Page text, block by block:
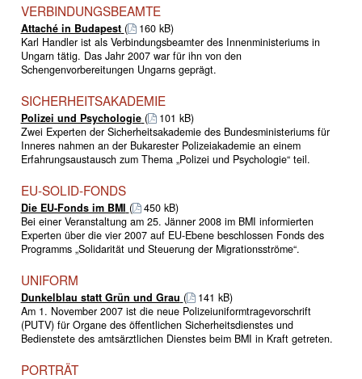
VERBINDUNGSBEAMTE
Attaché in Budapest (
160 kB)
Karl Handler ist als Verbindungsbeamter des Innenministeriums in
Ungarn tätig. Das Jahr 2007 war für ihn von den
Schengenvorbereitungen Ungarns geprägt.
SICHERHEITSAKADEMIE
Polizei und Psychologie (
101 kB)
Zwei Experten der Sicherheitsakademie des Bundesministeriums für
Inneres nahmen an der Bukarester Polizeiakademie an einem
Erfahrungsaustausch zum Thema „Polizei und Psychologie“ teil.
EU-SOLID-FONDS
Die EU-Fonds im BMI (
450 kB)
Bei einer Veranstaltung am 25. Jänner 2008 im BMI informierten
Experten über die vier 2007 auf EU-Ebene beschlossen Fonds des
Programms „Solidarität und Steuerung der Migrationsströme“.
UNIFORM
Dunkelblau statt Grün und Grau (
141 kB)
Am 1. November 2007 ist die neue Polizeiuniformtragevorschrift
(PUTV) für Organe des öffentlichen Sicherheitsdienstes und
Bedienstete des amtsärztlichen Dienstes beim BMI in Kraft getreten.
PORTRÄT